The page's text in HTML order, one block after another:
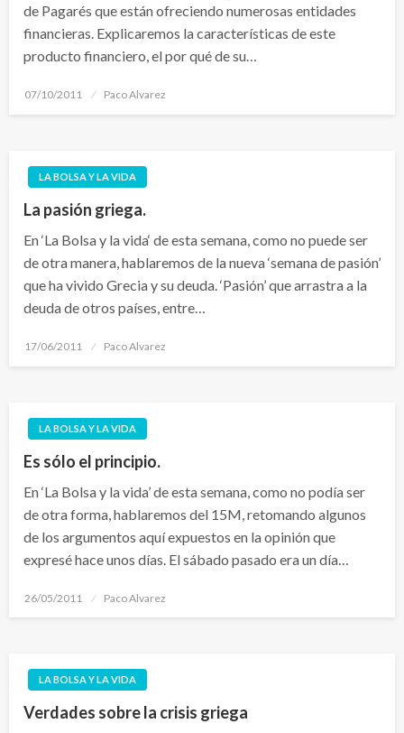
de Pagarés que están ofreciendo numerosas entidades
financieras. Explicaremos la características de este
producto financiero, el por qué de su…
Publicado
07/10/2011 Paco Alvarez
LA BOLSA Y LA VIDA
La pasión griega.
En ‘La Bolsa y la vida‘ de esta semana, como no puede ser
de otra manera, hablaremos de la nueva ‘semana de pasión’
que ha vivido Grecia y su deuda. ‘Pasión’ que arrastra a la
deuda de otros países, entre…
Publicado
17/06/2011 Paco Alvarez
LA BOLSA Y LA VIDA
Es sólo el principio.
En ‘La Bolsa y la vida’ de esta semana, como no podía ser
de otra forma, hablaremos del 15M, retomando algunos
de los argumentos aquí expuestos en la opinión que
expresé hace unos días. El sábado pasado era un día…
Publicado
26/05/2011 Paco Alvarez
LA BOLSA Y LA VIDA
Verdades sobre la crisis griega